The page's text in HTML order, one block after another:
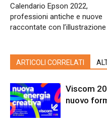
Calendario Epson 2022,
professioni antiche e nuove
raccontate con l’illustrazione
ARTICOLI CORRELATI
Viscom
nuovo